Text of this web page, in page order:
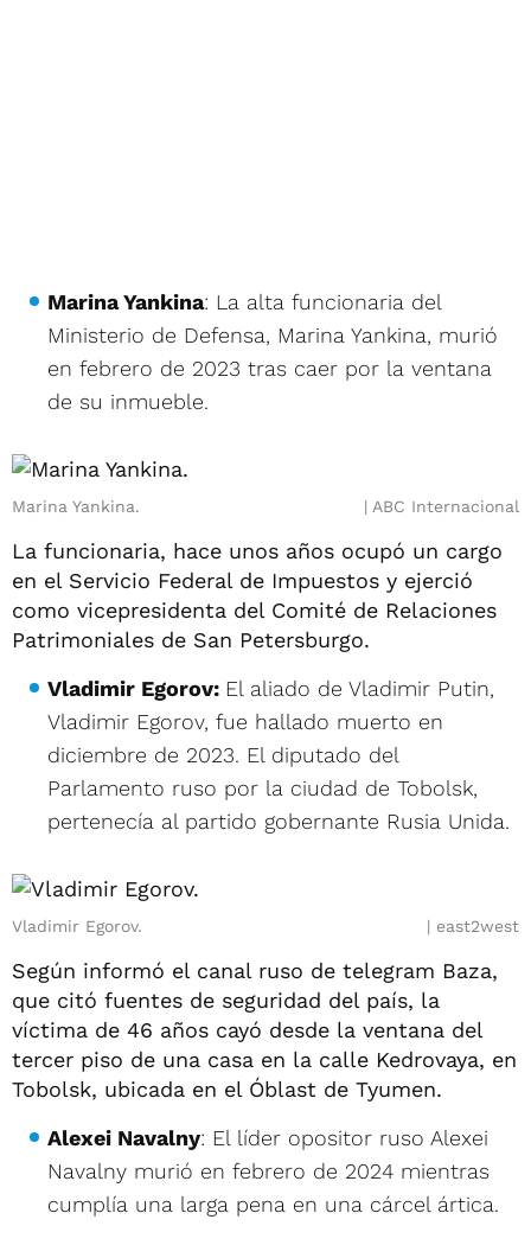
Marina Yankina: La alta funcionaria del
Ministerio de Defensa, Marina Yankina, murió
en febrero de 2023 tras caer por la ventana
de su inmueble.
Marina Yankina. ABC Internacional
La funcionaria, hace unos años ocupó un cargo
en el Servicio Federal de Impuestos y ejerció
como vicepresidenta del Comité de Relaciones
Patrimoniales de San Petersburgo.
Vladimir Egorov: El aliado de Vladimir Putin,
Vladimir Egorov, fue hallado muerto en
diciembre de 2023. El diputado del
Parlamento ruso por la ciudad de Tobolsk,
pertenecía al partido gobernante Rusia Unida.
Vladimir Egorov. east2west
Según informó el canal ruso de telegram Baza,
que citó fuentes de seguridad del país, la
víctima de 46 años cayó desde la ventana del
tercer piso de una casa en la calle Kedrovaya, en
Tobolsk, ubicada en el Óblast de Tyumen.
Alexei Navalny: El líder opositor ruso Alexei
Navalny murió en febrero de 2024 mientras
cumplía una larga pena en una cárcel ártica.